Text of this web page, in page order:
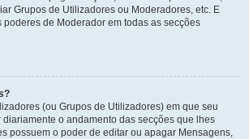
Grupos de Utilizadores ou Moderadores, etc. E
de Moderador em todas as secções
(ou Grupos de Utilizadores) em que seu
o andamento das secções que lhes
possuem o poder de editar ou apagar Mensagens,